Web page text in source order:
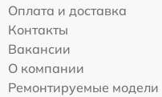
Оплата и доставка
Контакты
Вакансии
О компании
Ремонтируемые модели